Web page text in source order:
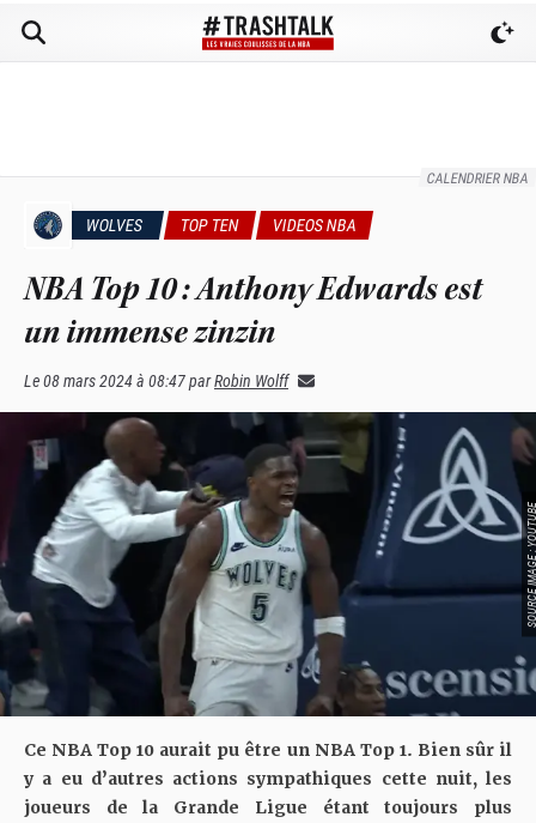
CALENDRIER NBA
WOLVES TOP TEN VIDEOS NBA
NBA Top 10 : Anthony Edwards est
un immense zinzin
Le08 mars 2024 à 08:47parRobin Wolff
SOURCE
Ce NBA Top 10 aurait pu être un NBA Top 1. Bien sûr il
y a eu d’autres actions sympathiques cette nuit, les
joueurs de la Grande Ligue étant toujours plus